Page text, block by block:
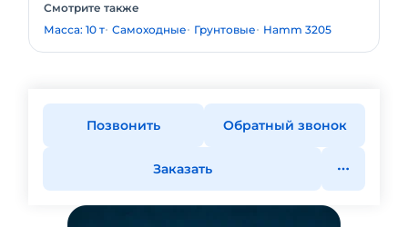
Смотрите также
Масса: 10 т Самоходные Грунтовые Hamm 3205
Позвонить Обратный звонок
Заказать